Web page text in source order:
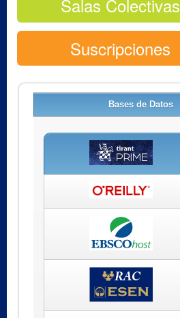
Salas Colectivas
Suscripciones